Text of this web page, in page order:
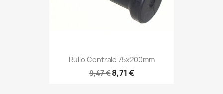
Rullo Centrale 75x200mm
9,47 € 8,71 €